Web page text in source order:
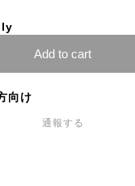
Add to cart
向け
通報する